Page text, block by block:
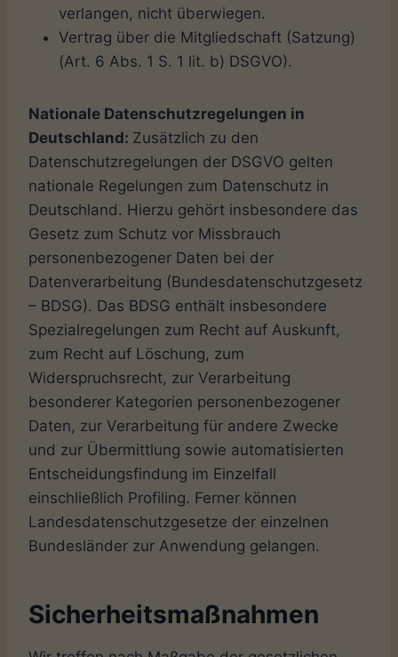
verlangen, nicht überwiegen.
Vertrag über die Mitgliedschaft (Satzung)
(Art. 6 Abs. 1 S. 1 lit. b) DSGVO).
Nationale Datenschutzregelungen in
Deutschland: Zusätzlich zu den
Datenschutzregelungen der DSGVO gelten
nationale Regelungen zum Datenschutz in
Deutschland. Hierzu gehört insbesondere das
Gesetz zum Schutz vor Missbrauch
personenbezogener Daten bei der
Datenverarbeitung (Bundesdatenschutzgesetz
– BDSG). Das BDSG enthält insbesondere
Spezialregelungen zum Recht auf Auskunft,
zum Recht auf Löschung, zum
Widerspruchsrecht, zur Verarbeitung
besonderer Kategorien personenbezogener
Daten, zur Verarbeitung für andere Zwecke
und zur Übermittlung sowie automatisierten
Entscheidungsfindung im Einzelfall
einschließlich Profiling. Ferner können
Landesdatenschutzgesetze der einzelnen
Bundesländer zur Anwendung gelangen.
Sicherheitsmaßnahmen